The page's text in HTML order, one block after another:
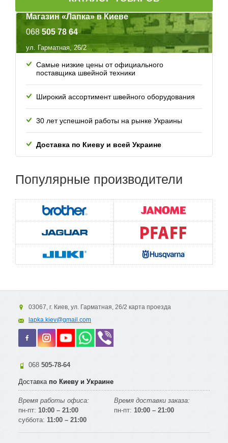
Магазин «Лапка» в Киеве
068 505 78 64
ул. Гарматная, 26/2
Самые низкие цены от официального
поставщика швейной техники
Широкий ассортимент швейного оборудования
30 лет успешной работы на рынке Украины
Доставка по Киеву и всей Украине
Популярные производители
03067, г. Киев, ул. Гарматная, 26/2 карта проезда
lapka.kiev@gmail.com
068 505-78-64
Доставка по Киеву и Украине
Время работы офиса:
пн-пт: 10:00 – 21:00
суббота: 11:00 – 21:00
Время доставки заказа:
пн-пт: 10:00 – 21:00